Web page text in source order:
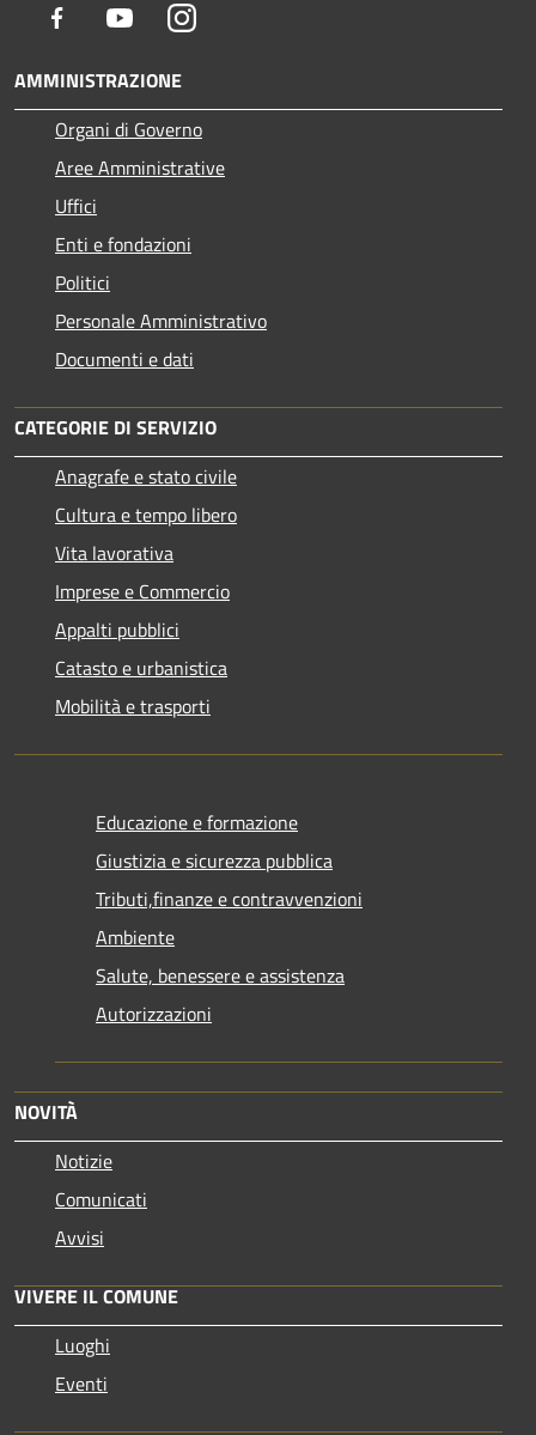
Facebook YoutubeInstagram
AMMINISTRAZIONE
Organi di Governo
Aree Amministrative
Uffici
Enti e fondazioni
Politici
Personale Amministrativo
Documenti e dati
CATEGORIE DI SERVIZIO
Anagrafe e stato civile
Cultura e tempo libero
Vita lavorativa
Imprese e Commercio
Appalti pubblici
Catasto e urbanistica
Mobilità e trasporti
Educazione e formazione
Giustizia e sicurezza pubblica
Tributi,finanze e contravvenzioni
Ambiente
Salute, benessere e assistenza
Autorizzazioni
NOVITÀ
Notizie
Comunicati
Avvisi
VIVERE IL COMUNE
Luoghi
Eventi